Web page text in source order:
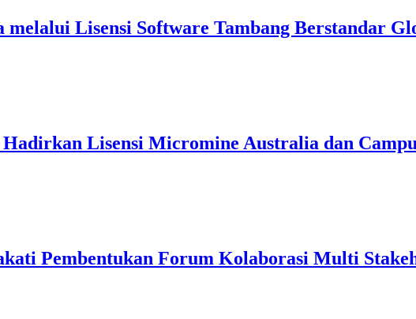
melalui Lisensi Software Tambang Berstandar
Lisensi Micromine Australia dan
Pembentukan Forum Kolaborasi Multi